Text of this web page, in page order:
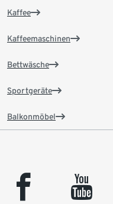
Kaffee
Kaffeemaschinen
Bettwäsche
Sportgeräte
Balkonmöbel
facebook youtube